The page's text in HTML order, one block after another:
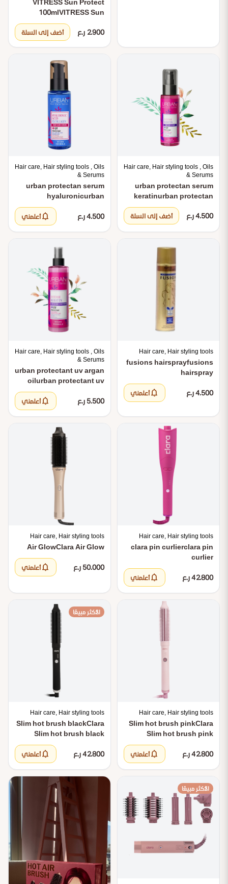
100mlVITRESS Sun
Protect 100ml
2.900 ر.ع
أضف إلى السلة
Hair care, Hair styling tools , Oils
& Serums
urban protectan serum
keratinurban protectan
serum keratin
4.500 ر.ع
أضف إلى السلة
Hair care, Hair styling tools , Oils
& Serums
urban protectan serum
hyaluronicurban
protectan serum
hyaluronic
4.500 ر.ع notificationsأعلمني
Hair care, Hair styling tools
fusions hairsprayfusions
hairspray
4.500 ر.ع notificationsأعلمني
Hair care, Hair styling tools , Oils
& Serums
urban protectant uv argan
oilurban protectant uv
5.500 ر.ع
notificationsأعلمني
Hair care, Hair styling tools
clara pin curlierclara pin
curlier
42.800 ر.ع notificationsأعلمني
Hair care, Hair styling tools
Air GlowClara Air Glow
50.000 ر.ع notificationsأعلمني
Hair care, Hair styling tools
Slim hot brush pinkClara
Slim hot brush pink
42.800 ر.ع notificationsأعلمني
الأكثر مبيعًا
Hair care, Hair styling tools
Slim hot brush blackClara
Slim hot brush black
42.800 ر.ع notificationsأعلمني
الأكثر مبيعًا